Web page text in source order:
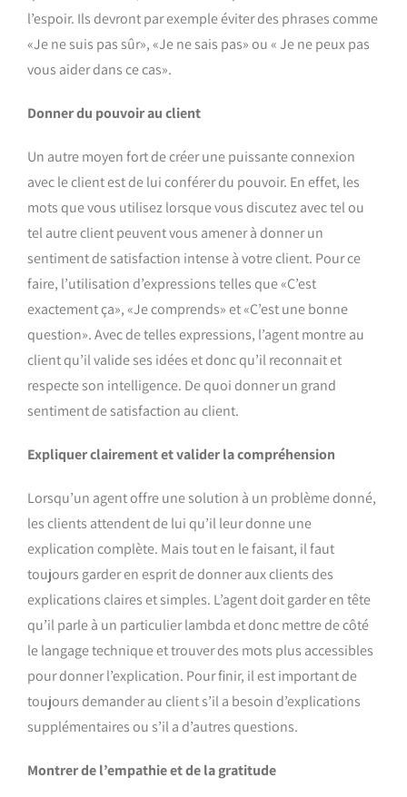
l’espoir. Ils devront par exemple éviter des phrases comme
«Je ne suis pas sûr», «Je ne sais pas» ou « Je ne peux pas
vous aider dans ce cas».
Donner du pouvoir au client
Un autre moyen fort de créer une puissante connexion
avec le client est de lui conférer du pouvoir. En effet, les
mots que vous utilisez lorsque vous discutez avec tel ou
tel autre client peuvent vous amener à donner un
sentiment de satisfaction intense à votre client. Pour ce
faire, l’utilisation d’expressions telles que «C’est
exactement ça», «Je comprends» et «C’est une bonne
question». Avec de telles expressions, l’agent montre au
client qu’il valide ses idées et donc qu’il reconnait et
respecte son intelligence. De quoi donner un grand
sentiment de satisfaction au client.
Expliquer clairement et valider la compréhension
Lorsqu’un agent offre une solution à un problème donné,
les clients attendent de lui qu’il leur donne une
explication complète. Mais tout en le faisant, il faut
toujours garder en esprit de donner aux clients des
explications claires et simples. L’agent doit garder en tête
qu’il parle à un particulier lambda et donc mettre de côté
le langage technique et trouver des mots plus accessibles
pour donner l’explication. Pour finir, il est important de
toujours demander au client s’il a besoin d’explications
supplémentaires ou s’il a d’autres questions.
Montrer de l’empathie et de la gratitude